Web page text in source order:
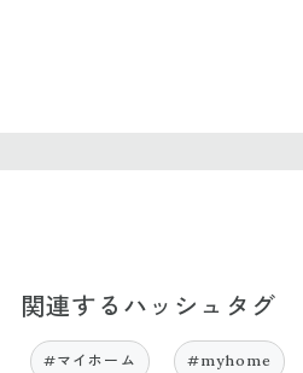
関連するハッシュタグ
#マイホーム #myhome